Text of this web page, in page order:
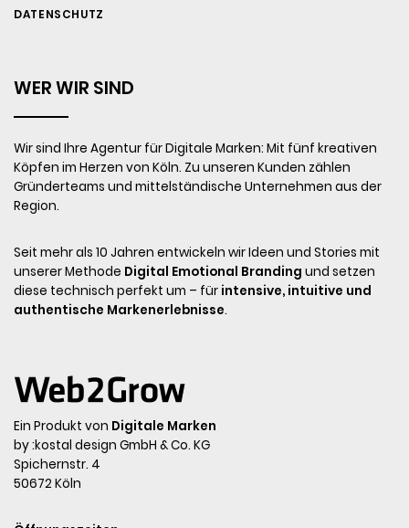
DATENSCHUTZ
WER WIR SIND
Wir sind Ihre Agentur für Digitale Marken: Mit fünf kreativen
Köpfen im Herzen von Köln. Zu unseren Kunden zählen
Gründerteams und mittelständische Unternehmen aus der
Region.
Seit mehr als 10 Jahren entwickeln wir Ideen und Stories mit
unserer Methode Digital Emotional Branding und setzen
diese technisch perfekt um – für intensive, intuitive und
authentische Markenerlebnisse.
Ein Produkt von Digitale Marken
by :kostal design GmbH & Co. KG
Spichernstr. 4
50672 Köln